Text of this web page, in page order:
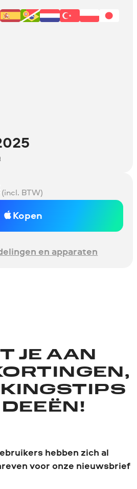
Kopen
(incl. BTW)
en apparaten
JE AAN
hebben zich al
voor onze nieuwsbrief